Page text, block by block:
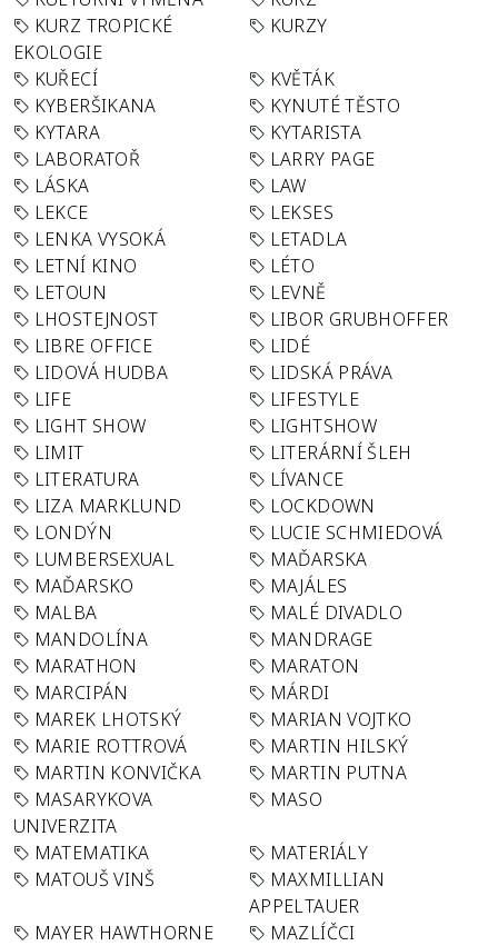
KURZ TROPICKÉ
EKOLOGIE
KURZY
KUŘECÍ
KVĚTÁK
KYBERŠIKANA
KYNUTÉ TĚSTO
KYTARA
KYTARISTA
LABORATOŘ
LARRY PAGE
LÁSKA
LAW
LEKCE
LEKSES
LENKA VYSOKÁ
LETADLA
LETNÍ KINO
LÉTO
LETOUN
LEVNĚ
LHOSTEJNOST
LIBOR GRUBHOFFER
LIBRE OFFICE
LIDÉ
LIDOVÁ HUDBA
LIDSKÁ PRÁVA
LIFE
LIFESTYLE
LIGHT SHOW
LIGHTSHOW
LIMIT
LITERÁRNÍ ŠLEH
LITERATURA
LÍVANCE
LIZA MARKLUND
LOCKDOWN
LONDÝN
LUCIE SCHMIEDOVÁ
LUMBERSEXUAL
MAĎARSKA
MAĎARSKO
MAJÁLES
MALBA
MALÉ DIVADLO
MANDOLÍNA
MANDRAGE
MARATHON
MARATON
MARCIPÁN
MÁRDI
MAREK LHOTSKÝ
MARIAN VOJTKO
MARIE ROTTROVÁ
MARTIN HILSKÝ
MARTIN KONVIČKA
MARTIN PUTNA
MASARYKOVA
UNIVERZITA
MASO
MATEMATIKA
MATERIÁLY
MATOUŠ VINŠ
MAXMILLIAN
APPELTAUER
MAYER HAWTHORNE
MAZLÍČCI